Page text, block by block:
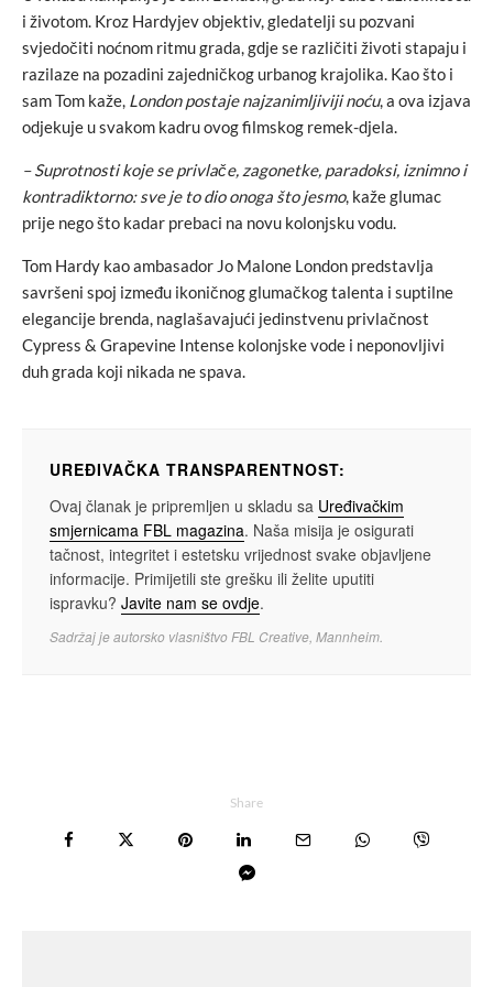
i životom. Kroz Hardyjev objektiv, gledatelji su pozvani
svjedočiti noćnom ritmu grada, gdje se različiti životi stapaju i
razilaze na pozadini zajedničkog urbanog krajolika. Kao što i
sam Tom kaže, London postaje najzanimljiviji noću, a ova izjava
odjekuje u svakom kadru ovog filmskog remek-djela.
– Suprotnosti koje se privlače, zagonetke, paradoksi, iznimno i
kontradiktorno: sve je to dio onoga što jesmo, kaže glumac
prije nego što kadar prebaci na novu kolonjsku vodu.
Tom Hardy kao ambasador Jo Malone London predstavlja
savršeni spoj između ikoničnog glumačkog talenta i suptilne
elegancije brenda, naglašavajući jedinstvenu privlačnost
Cypress & Grapevine Intense kolonjske vode i neponovljivi
duh grada koji nikada ne spava.
UREĐIVAČKA TRANSPARENTNOST:
Ovaj članak je pripremljen u skladu sa Uređivačkim
smjernicama FBL magazina. Naša misija je osigurati
tačnost, integritet i estetsku vrijednost svake objavljene
informacije. Primijetili ste grešku ili želite uputiti
ispravku? Javite nam se ovdje.
Sadržaj je autorsko vlasništvo FBL Creative, Mannheim.
Share